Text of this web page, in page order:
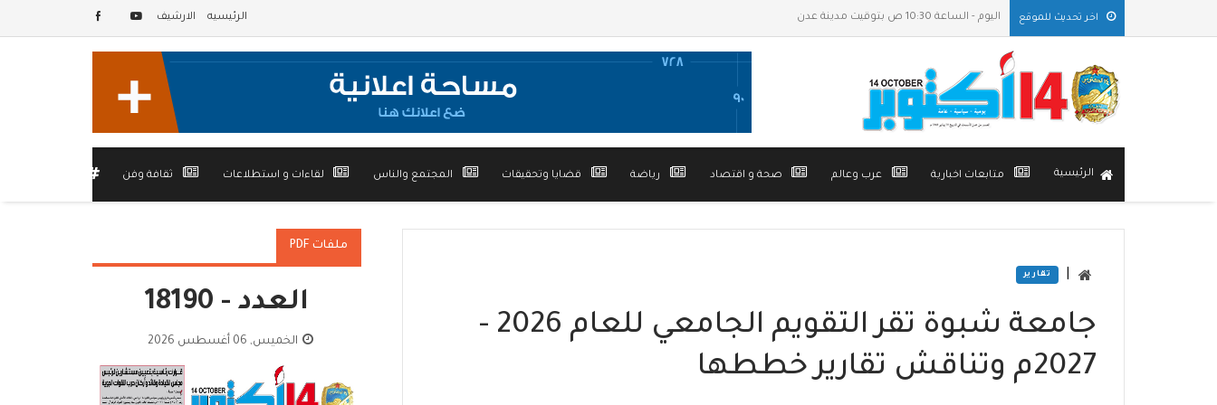
اخر تحديث للموقع اليوم - الساعة 10:30 ص بتوقيت مدينة عدن الرئيسيه الارشيف
الرئيسية متابعات اخبارية عرب وعالم صحة و اقتصاد رياضة قضايا وتحقيقات المجتمع والناس لقاءات و استطلاعات ثقافة وفن
تقارير
جامعة شبوة تقر التقويم الجامعي للعام 2026 -
2027م وتناقش تقارير خططها
ملفات PDF
العدد - 18190
الخميس, 06 أغسطس 2026